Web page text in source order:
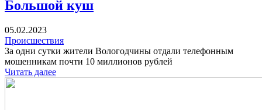
Большой куш
05.02.2023
Происшествия
За одни сутки жители Вологодчины отдали телефонным
мошенникам почти 10 миллионов рублей
Читать далее